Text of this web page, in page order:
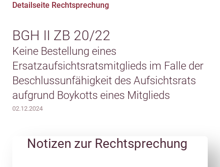
Detailseite Rechtsprechung
BGH II ZB 20/22
Keine Bestellung eines
Ersatzaufsichtsratsmitglieds im Falle der
Beschlussunfähigkeit des Aufsichtsrats
aufgrund Boykotts eines Mitglieds
02.12.2024
Notizen zur Rechtsprechung